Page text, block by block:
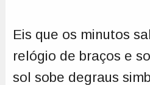
Eis que os minutos
relógio de braços e
sol sobe degraus